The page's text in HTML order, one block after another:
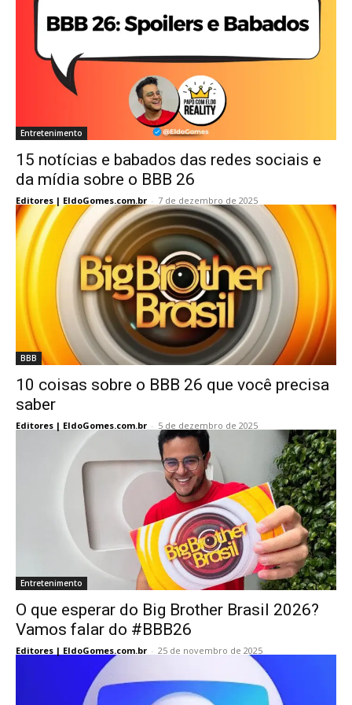
Entretenimento
15 notícias e babados das redes sociais e
da mídia sobre o BBB 26
Editores | EldoGomes.com.br - 7 de dezembro de 2025
BBB
10 coisas sobre o BBB 26 que você precisa
saber
Editores | EldoGomes.com.br - 5 de dezembro de 2025
Entretenimento
O que esperar do Big Brother Brasil 2026?
Vamos falar do #BBB26
Editores | EldoGomes.com.br - 25 de novembro de 2025